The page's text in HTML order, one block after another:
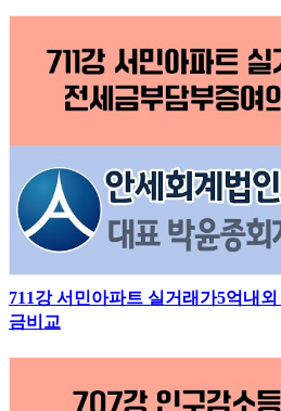
711강 서민아파트 실거래가5억내
금비교